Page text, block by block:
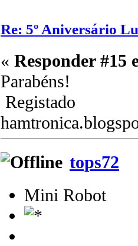
Re: 5º Aniversário
« Responder #15
Parabéns!
Registado
tops72
Mini Robot